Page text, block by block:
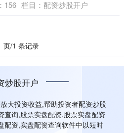
156 栏目： 配资炒股开户
页/1 条记录
炒股开户
大投资收益,帮助投资者配资炒股
查询,股票实盘配资,股票实盘配资
配资,实盘配资查询软件中以短时